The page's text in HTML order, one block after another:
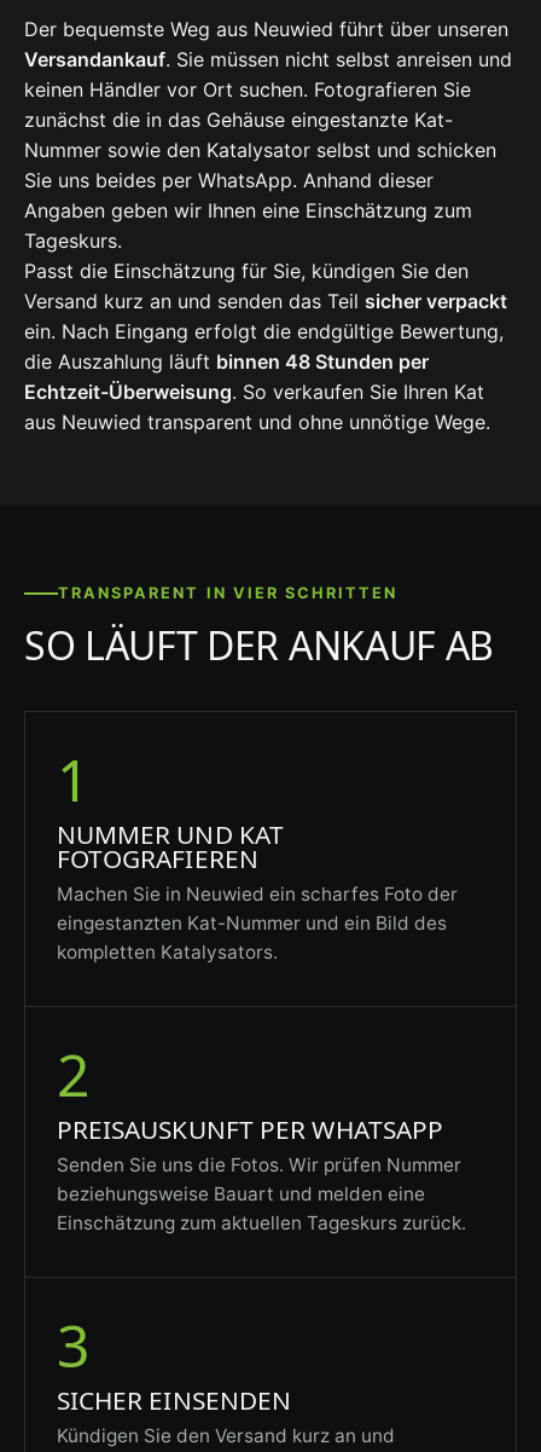
Der bequemste Weg aus Neuwied führt über unseren
Versandankauf. Sie müssen nicht selbst anreisen und
keinen Händler vor Ort suchen. Fotografieren Sie
zunächst die in das Gehäuse eingestanzte Kat-
Nummer sowie den Katalysator selbst und schicken
Sie uns beides per WhatsApp. Anhand dieser
Angaben geben wir Ihnen eine Einschätzung zum
Tageskurs.
Passt die Einschätzung für Sie, kündigen Sie den
Versand kurz an und senden das Teil sicher verpackt
ein. Nach Eingang erfolgt die endgültige Bewertung,
die Auszahlung läuft binnen 48 Stunden per
Echtzeit-Überweisung. So verkaufen Sie Ihren Kat
aus Neuwied transparent und ohne unnötige Wege.
TRANSPARENT IN VIER SCHRITTEN
SO LÄUFT DER ANKAUF AB
1
NUMMER UND KAT
FOTOGRAFIEREN
Machen Sie in Neuwied ein scharfes Foto der
eingestanzten Kat-Nummer und ein Bild des
kompletten Katalysators.
2
PREISAUSKUNFT PER WHATSAPP
Senden Sie uns die Fotos. Wir prüfen Nummer
beziehungsweise Bauart und melden eine
Einschätzung zum aktuellen Tageskurs zurück.
3
SICHER EINSENDEN
Kündigen Sie den Versand kurz an und